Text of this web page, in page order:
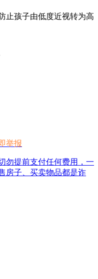
止孩子由低度近视转为高
举报
勿提前支付任何费用，一
房子、买卖物品都是诈